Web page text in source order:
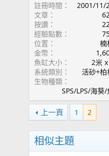
註冊時間
2001/11/
文章
按讚
經驗點數
位置
楠
金幣
魚缸大小
2米
系統類別
活砂+柏
生物種類
SPS/LPS/海葵/
上一頁 1 2
相似主題